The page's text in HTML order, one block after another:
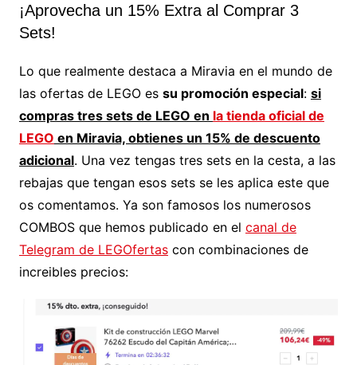
¡Aprovecha un 15% Extra al Comprar 3
Sets!
Lo que realmente destaca a Miravia en el mundo de
las ofertas de LEGO es su promoción especial: si
compras tres sets de LEGO en la tienda oficial de
LEGO en Miravia, obtienes un 15% de descuento
adicional. Una vez tengas tres sets en la cesta, a las
rebajas que tengan esos sets se les aplica este que
os comentamos. Ya son famosos los numerosos
COMBOS que hemos publicado en el canal de
Telegram de LEGOfertascon combinaciones de
increibles precios: